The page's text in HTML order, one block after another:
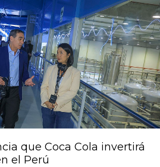
que Coca Cola invertirá
el Perú